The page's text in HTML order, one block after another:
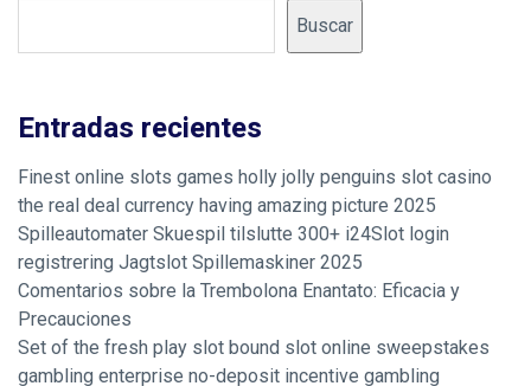
Buscar
Entradas recientes
Finest online slots games holly jolly penguins slot casino
the real deal currency having amazing picture 2025
Spilleautomater Skuespil tilslutte 300+ i24Slot login
registrering Jagtslot Spillemaskiner 2025
Comentarios sobre la Trembolona Enantato: Eficacia y
Precauciones
Set of the fresh play slot bound slot online sweepstakes
gambling enterprise no-deposit incentive gambling